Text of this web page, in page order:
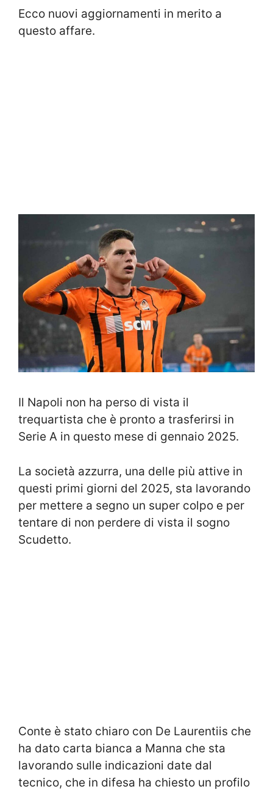
Ecco nuovi aggiornamenti in merito a
questo affare.
Il Napoli non ha perso di vista il
trequartista che è pronto a trasferirsi in
Serie A in questo mese di gennaio 2025.
La società azzurra, una delle più attive in
questi primi giorni del 2025, sta lavorando
per mettere a segno un super colpo e per
tentare di non perdere di vista il sogno
Scudetto.
Conte è stato chiaro con De Laurentiis che
ha dato carta bianca a Manna che sta
lavorando sulle indicazioni date dal
tecnico, che in difesa ha chiesto un profilo